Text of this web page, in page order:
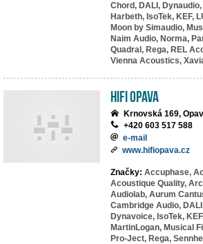
Chord, DALI, Dynaudio,
Harbeth, IsoTek, KEF,
Moon by Simaudio,
Naim Audio, Norma,
Quadral, Rega, REL
Vienna Acoustics,
HIFI Opava
Krnovská 169,
+420 603 517 588
e-mail
www.hifiopava.cz
Značky: Accuphase,
Acoustique Quality,
Audiolab, Aurum
Cambridge Audio,
Dynavoice, IsoTek,
MartinLogan, Musical
Pro-Ject, Rega,